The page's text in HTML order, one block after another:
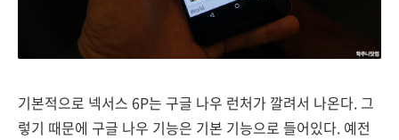
기본적으로 넥서스 6P는 구글 나우 런처가 깔려서 나온다. 그
렇기 때문에 구글 나우 기능은 기본 기능으로 들어있다. 예전